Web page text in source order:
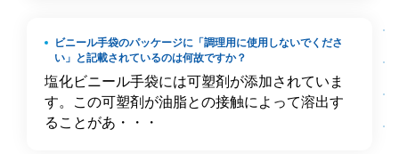
ビニール手袋のパッケージに「調理用に使用しないでくださ
い」と記載されているのは何故ですか？
塩化ビニール手袋には可塑剤が添加されていま
す。この可塑剤が油脂との接触によって溶出す
ることがあ・・・